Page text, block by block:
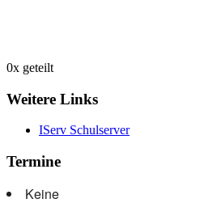
0x geteilt
Weitere Links
IServ Schulserver
Termine
Keine